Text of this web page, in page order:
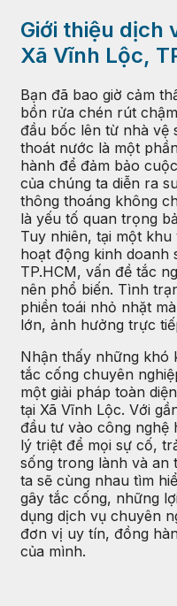
Giới thiệu dịch
Xã Vĩnh Lộc,
Bạn đã bao giờ cảm
bồn rửa chén rút
đầu bốc lên từ nhà vệ
thoát nước là một
hành để đảm bảo
của chúng ta diễn ra
thông thoáng không
là yếu tố quan trọng
Tuy nhiên, tại một
hoạt động kinh doanh
TP.HCM, vấn đề tắc
nên phổ biến. Tình
phiền toái nhỏ nhặt
lớn, ảnh hưởng trực
Nhận thấy những khó
tắc cống chuyên
một giải pháp toàn
tại Xã Vĩnh Lộc. Với
đầu tư vào công nghệ
lý triệt để mọi sự cố,
sống trong lành và an
ta sẽ cùng nhau tìm
gây tắc cống, những
dụng dịch vụ chuyên
đơn vị uy tín, đồng
của mình.